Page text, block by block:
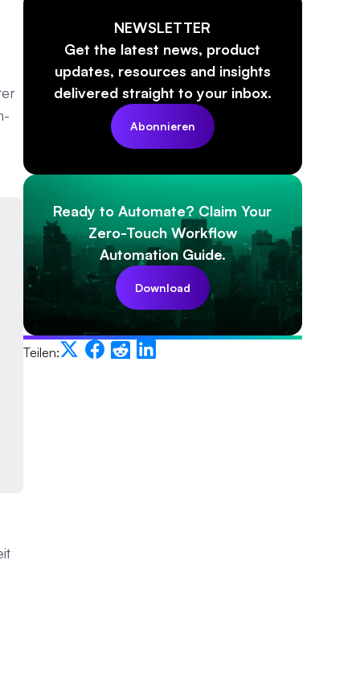
NEWSLETTER
Get the latest news, product
updates, resources and insights
delivered straight to your inbox.
Abonnieren
Ready to Automate? Claim Your
Zero-Touch Workflow
Automation Guide.
Download
Teilen: